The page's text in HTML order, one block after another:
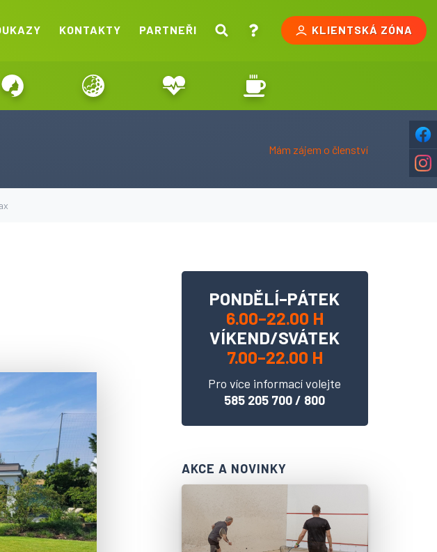
KONTAKTY PARTNEŘI KLIENTSKÁ ZÓNA
Mám zájem o členství
PONDĚLÍ–PÁTEK
6.00–22.00 H
VÍKEND/SVÁTEK
7.00–22.00 H
Pro více informací volejte
585 205 700 / 800
AKCE A NOVINKY